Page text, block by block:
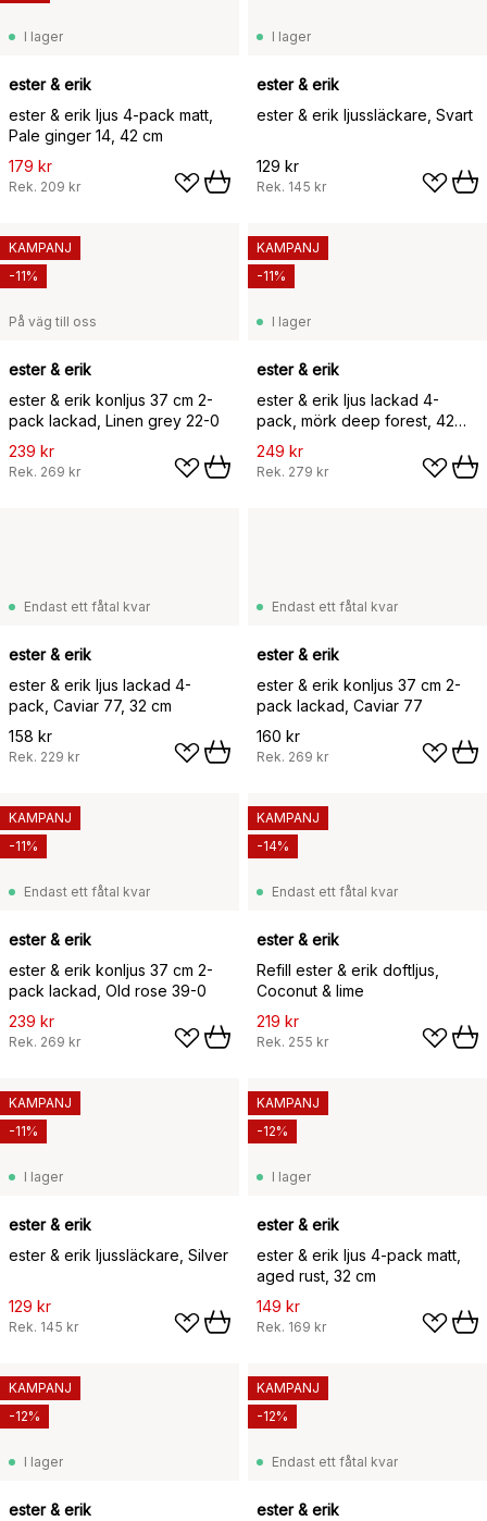
I lager
ester & erik
ester & erik ljus 4-pack matt,
Pale ginger 14, 42 cm
179 kr
Rek. 209 kr
I lager
ester & erik
ester & erik ljussläckare, Svart
129 kr
Rek. 145 kr
På väg till oss
ester & erik
ester & erik konljus 37 cm 2-
pack lackad, Linen grey 22-0
239 kr
Rek. 269 kr
KAMPANJ
-11%
I lager
ester & erik
ester & erik ljus lackad 4-
pack, mörk deep forest, 42
cm
249 kr
Rek. 279 kr
KAMPANJ
-11%
Endast ett fåtal kvar
ester & erik
ester & erik ljus lackad 4-
pack, Caviar 77, 32 cm
158 kr
Rek. 229 kr
Endast ett fåtal kvar
ester & erik
ester & erik konljus 37 cm 2-
pack lackad, Caviar 77
160 kr
Rek. 269 kr
Endast ett fåtal kvar
ester & erik
ester & erik konljus 37 cm 2-
pack lackad, Old rose 39-0
239 kr
Rek. 269 kr
KAMPANJ
-11%
Endast ett fåtal kvar
ester & erik
Refill ester & erik doftljus,
Coconut & lime
219 kr
Rek. 255 kr
KAMPANJ
-14%
I lager
ester & erik
ester & erik ljussläckare, Silver
129 kr
Rek. 145 kr
KAMPANJ
-11%
I lager
ester & erik
ester & erik ljus 4-pack matt,
aged rust, 32 cm
149 kr
Rek. 169 kr
KAMPANJ
-12%
I lager
ester & erik
KAMPANJ
-12%
Endast ett fåtal kvar
ester & erik
KAMPANJ
-12%